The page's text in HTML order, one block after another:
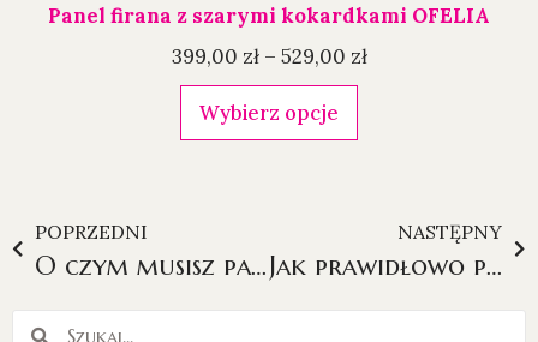
Panel firana z szarymi kokardkami OFELIA
399,00 zł– 529,00 zł
Wybierz opcje
POPRZEDNI
O czym musisz pamiętać zamawiając firany?
NASTĘPNY
Jak prawidłowo pielęgnować firany?